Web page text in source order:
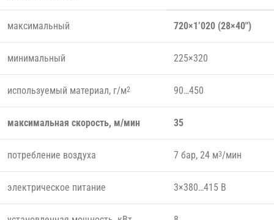
максимальный 720×1’020 (28×40″)
минимальный 225×320
используемый материал, г/м2 90…450
максимальная скорость, м/мин 35
потребление воздуха 7 бар, 24 м3/мин
электрическое питание 3×380…415 В